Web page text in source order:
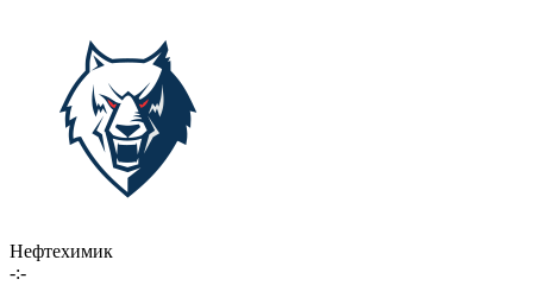
Нефтехимик
-:-